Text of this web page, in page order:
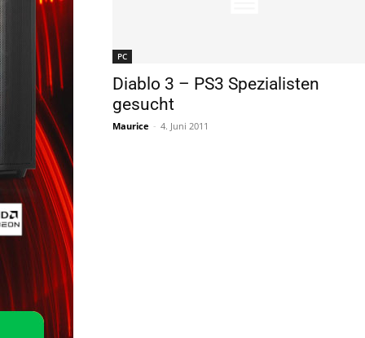
PC
Diablo 3 – PS3 Spezialisten
gesucht
Maurice - 4. Juni 2011